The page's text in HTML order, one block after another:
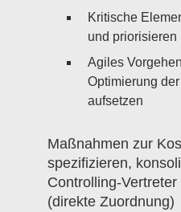
Kritische
und priorisieren
Agiles
Optimierung
aufsetzen
Maßnahmen zur
spezifizieren,
Controlling-
(direkte Zuordnung)